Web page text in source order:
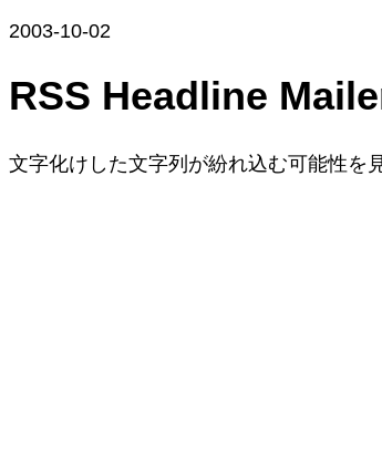
2003-10-02
RSS Headline
文字化けした文字列が紛れ込む可能性